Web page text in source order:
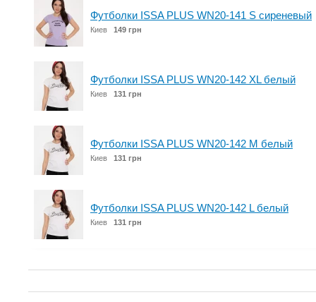
Футболки ISSA PLUS WN20-141 S сиреневый
Киев 149 грн
Футболки ISSA PLUS WN20-142 XL белый
Киев 131 грн
Футболки ISSA PLUS WN20-142 M белый
Киев 131 грн
Футболки ISSA PLUS WN20-142 L белый
Киев 131 грн